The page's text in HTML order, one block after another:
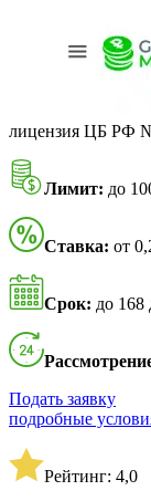
лицензия ЦБ РФ
Лимит: до
Ставка: от
Срок: до 168
Подать заявку
подробные
Рейтинг: 4,0